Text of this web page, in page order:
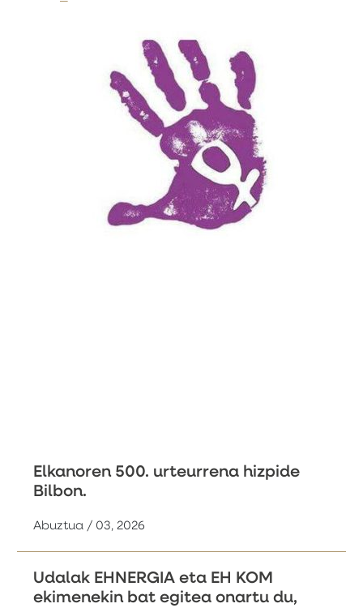
Elkanoren 500. urteurrena hizpide
Bilbon.
Abuztua / 03, 2026
Udalak EHNERGIA eta EH KOM
ekimenekin bat egitea onartu du,